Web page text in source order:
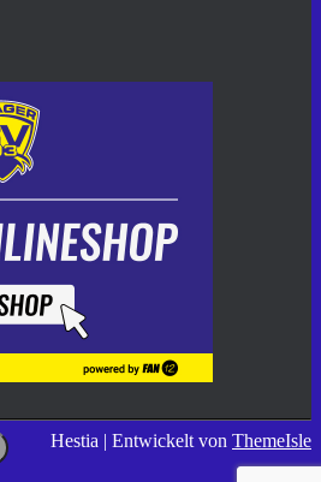
Hestia | Entwickelt von ThemeIsle